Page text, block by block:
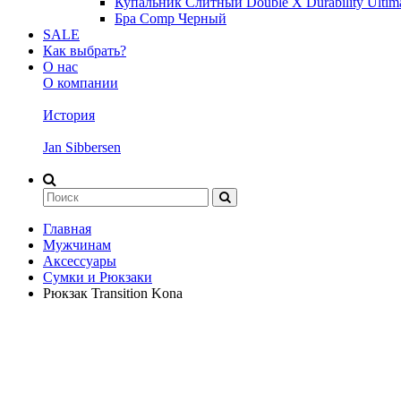
Бра Comp Черный
SALE
Как выбрать?
О нас
О компании
История
Jan Sibbersen
Главная
Мужчинам
Аксессуары
Сумки и Рюкзаки
Рюкзак Transition Kona